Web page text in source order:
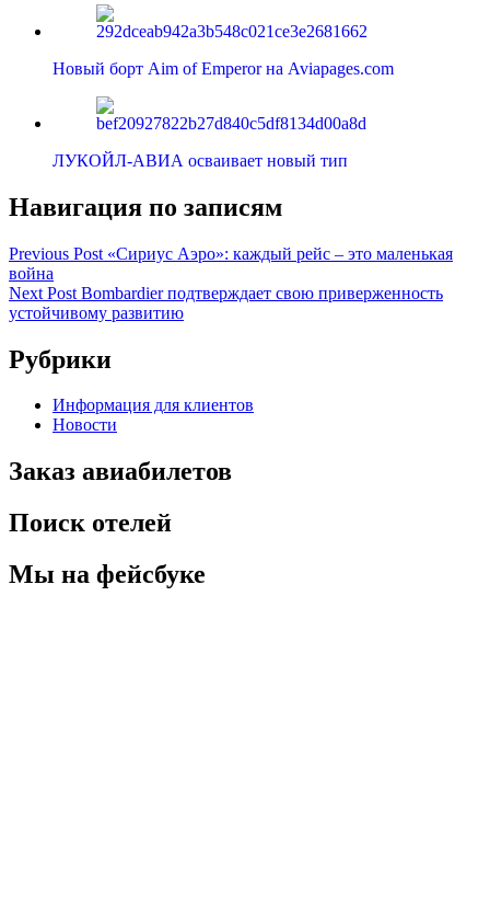
Новый борт Aim of Emperor на Aviapages.com
ЛУКОЙЛ-АВИА осваивает новый тип
Навигация по записям
Previous Post «Сириус Аэро»: каждый рейс – это маленькая
война
Next Post Bombardier подтверждает свою приверженность
устойчивому развитию
Рубрики
Информация для клиентов
Новости
Заказ авиабилетов
Поиск отелей
Мы на фейсбуке